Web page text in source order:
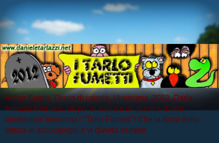
Arthur Serpis, Diario di coppia, Hiroscima, 2012, Darla
Artrosia Perhaps, un po' di satira e un pizzico di vita
quotidiana: insomma i "Tarlo Fumetti"! Che la forza della
lettura vi accompagni e vi diverta sempre.